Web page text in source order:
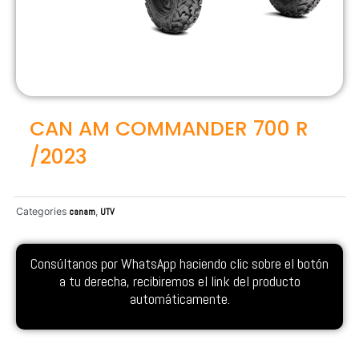
CAN AM COMMANDER 700 R
/2023
Categories canam, UTV
Consúltanos por WhatsApp haciendo clic sobre el botón
a tu derecha, recibiremos el link del producto
automáticamente.